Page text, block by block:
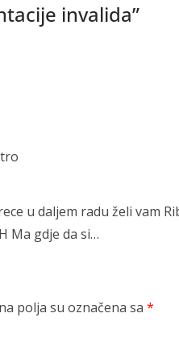
invalida”
u daljem radu želi vam
Ma gdje da si…
polja su označena sa *